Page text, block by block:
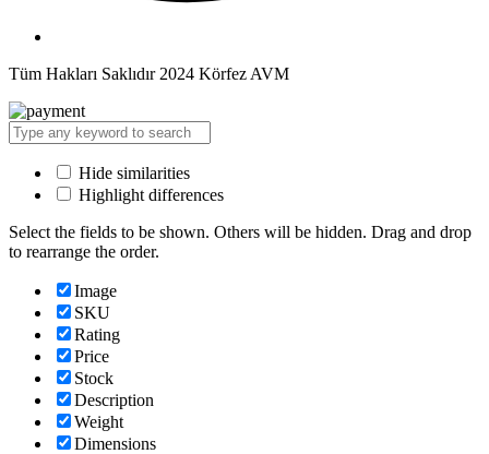
Tüm Hakları Saklıdır 2024 Körfez AVM
Hide similarities
Highlight differences
Select the fields to be shown. Others will be hidden. Drag and drop
to rearrange the order.
Image
SKU
Rating
Price
Stock
Description
Weight
Dimensions